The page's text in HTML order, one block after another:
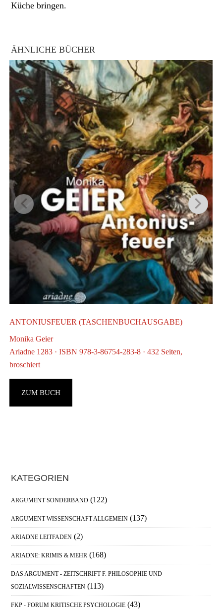
Küche bringen.
ÄHNLICHE BÜCHER
ANTONIUSFEUER (TASCHENBUCHAUSGABE)
Monika Geier
Ariadne 1283 · ISBN 978-3-86754-283-8 · 432 Seiten,
broschiert
ZUM BUCH
Haupt-
Sidebar
KATEGORIEN
ARGUMENT SONDERBAND (122)
ARGUMENT WISSENSCHAFT ALLGEMEIN (137)
ARIADNE LEITFADEN (2)
ARIADNE: KRIMIS & MEHR (168)
DAS ARGUMENT - ZEITSCHRIFT F. PHILOSOPHIE UND
SOZIALWISSENSCHAFTEN (113)
FKP - FORUM KRITISCHE PSYCHOLOGIE (43)